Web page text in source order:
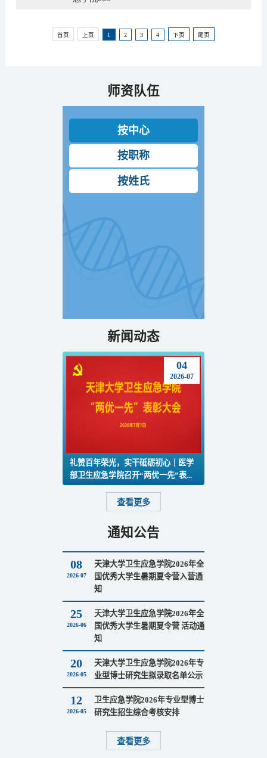
首页 上页 1 2 3 4 下页 尾页
师资队伍
按中心
按职称
按姓氏
新闻动态
04
2026-07
礼赞百年荣光，实干砥砺初心｜医学
部卫生应急学院召开“两优一先”表...
查看更多
通知公告
08
2026-07
天津大学卫生应急学院2026年全
国优秀大学生暑期夏令营入营通
知
25
2026-06
天津大学卫生应急学院2026年全
国优秀大学生暑期夏令营 活动通
知
20
2026-05
天津大学卫生应急学院2026年专
业型博士研究生拟录取名单公示
12
2026-05
卫生应急学院2026年专业型博士
研究生招生综合考核安排
查看更多